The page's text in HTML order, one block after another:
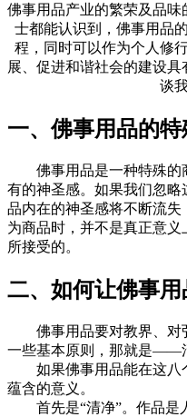
佛事用品产业的繁荣及品味
士都能认识到，佛事用品
程，同时可以作为个人修
展、促进和谐社会的建设
谈
一、佛事用品的
佛事用品是一种特殊的
有的神圣感。如果我们忽略
品内在的神圣感将不断流
为商品时，并不是真正意
所接受的。
二、如何让佛事
佛事用品要对教界、对
一些基本原则，那就是——
如果佛事用品能在这八
蕴含的意义。
首先是“清净”。作品是